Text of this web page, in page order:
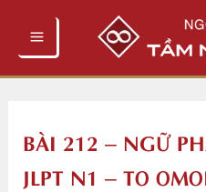
BÀI 212 – NGỮ
JLPT N1 – TO